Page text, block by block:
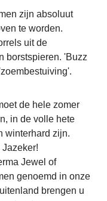
zijn absoluut
te worden.
uit de
borstspieren. 'Buzz
de hele zomer
in de volle hete
winterhard zijn.
Jewel of
genoemd in onze
brengen u